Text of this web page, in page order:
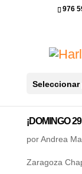
976
Seleccionar
¡DOMINGO
porAndrea
Zaragoza